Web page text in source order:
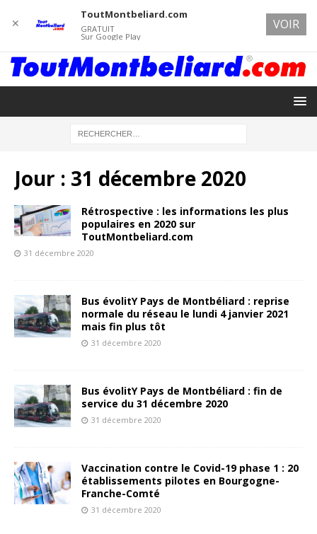
Jour : 31 décembre 2020
Rétrospective : les informations les plus
populaires en 2020 sur
ToutMontbeliard.com
31 décembre 2020
Bus évolitY Pays de Montbéliard : reprise
normale du réseau le lundi 4 janvier 2021
mais fin plus tôt
31 décembre 2020
Bus évolitY Pays de Montbéliard : fin de
service du 31 décembre 2020
31 décembre 2020
Vaccination contre le Covid-19 phase 1 : 20
établissements pilotes en Bourgogne-
Franche-Comté
31 décembre 2020
✕
ToutMontbeliard.com
GRATUIT
Sur Google Play
VOIR